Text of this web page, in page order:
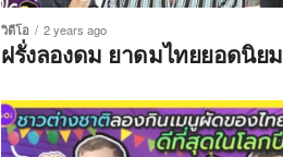
วิดีโอ 2 years ago
ฝรั่งลองดม ยาดมไทยยอดนิยม